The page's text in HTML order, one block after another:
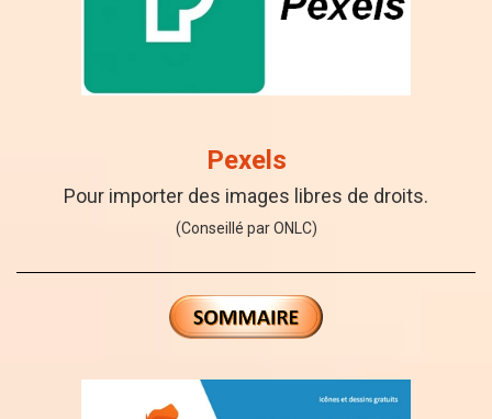
Pexels
Pour importer des images libres de droits.
(Conseillé par ONLC)